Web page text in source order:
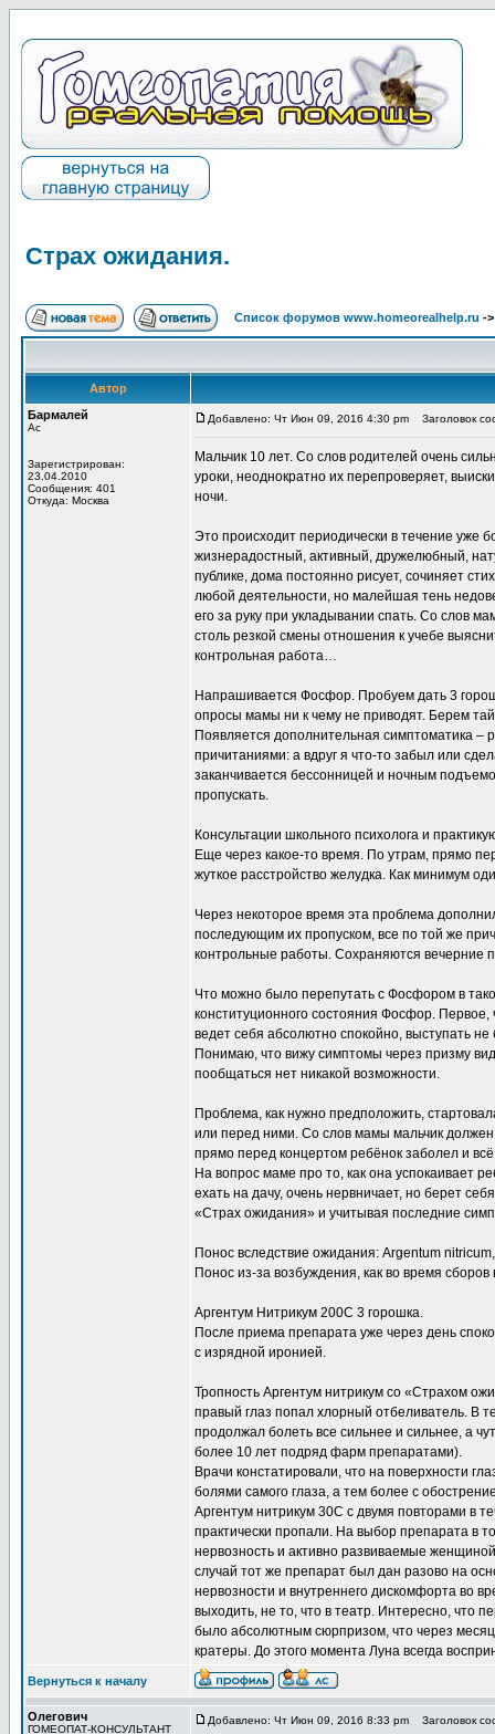
Страх ожидания.
Список форумов www.homeorealhelp.ru -
Автор
Бармалей
Ас
Зарегистрирован:
23.04.2010
Сообщения: 401
Откуда: Москва
Добавлено: Чт Июн 09, 2016 4:30 pm Заголовок
Мальчик 10 лет. Со слов родителей очень
уроки, неоднократно их перепроверяет,
ночи.
Это происходит периодически в течение уже
жизнерадостный, активный, дружелюбный,
публике, дома постоянно рисует, сочиняет
любой деятельности, но малейшая тень
его за руку при укладывании спать. Со слов
столь резкой смены отношения к учебе
контрольная работа…
Напрашивается Фосфор. Пробуем дать 3
опросы мамы ни к чему не приводят. Берем
Появляется дополнительная симптоматика
причитаниями: а вдруг я что-то забыл или
заканчивается бессонницей и ночным
пропускать.
Консультации школьного психолога и
Еще через какое-то время. По утрам, прямо
жуткое расстройство желудка. Как минимум
Через некоторое время эта проблема
последующим их пропуском, все по той же
контрольные работы. Сохраняются вечерние
Что можно было перепутать с Фосфором в
конституционного состояния Фосфор. Первое,
ведет себя абсолютно спокойно, выступать
Понимаю, что вижу симптомы через призму
пообщаться нет никакой возможности.
Проблема, как нужно предположить,
или перед ними. Со слов мамы мальчик
прямо перед концертом ребёнок заболел и
На вопрос маме про то, как она успокаивает
ехать на дачу, очень нервничает, но берет
«Страх ожидания» и учитывая последние
Понос вследствие ожидания: Argentum
Понос из-за возбуждения, как во время
Аргентум Нитрикум 200С 3 горошка.
После приема препарата уже через день
с изрядной иронией.
Тропность Аргентум нитрикум со «Страхом
правый глаз попал хлорный отбеливатель. В
продолжал болеть все сильнее и сильнее, а
более 10 лет подряд фарм препаратами).
Врачи констатировали, что на поверхности
болями самого глаза, а тем более с
Аргентум нитрикум 30С с двумя повторами в
практически пропали. На выбор препарата в
нервозность и активно развиваемые
случай тот же препарат был дан разово на
нервозности и внутреннего дискомфорта во
выходить, не то, что в театр. Интересно, что
было абсолютным сюрпризом, что через
кратеры. До этого момента Луна всегда
Вернуться к началу
Олегович
ГОМЕОПАТ-КОНСУЛЬТАНТ
Добавлено: Чт Июн 09, 2016 8:33 pm Заголовок